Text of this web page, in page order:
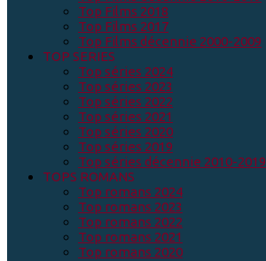
Top Films 2018
Top Films 2017
Top Films décennie 2000-2009
TOP SERIES
Top séries 2024
Top séries 2023
Top séries 2022
Top séries 2021
Top séries 2020
Top séries 2019
Top séries décennie 2010-2019
TOPS ROMANS
Top romans 2024
Top romans 2023
Top romans 2022
Top romans 2021
Top romans 2020